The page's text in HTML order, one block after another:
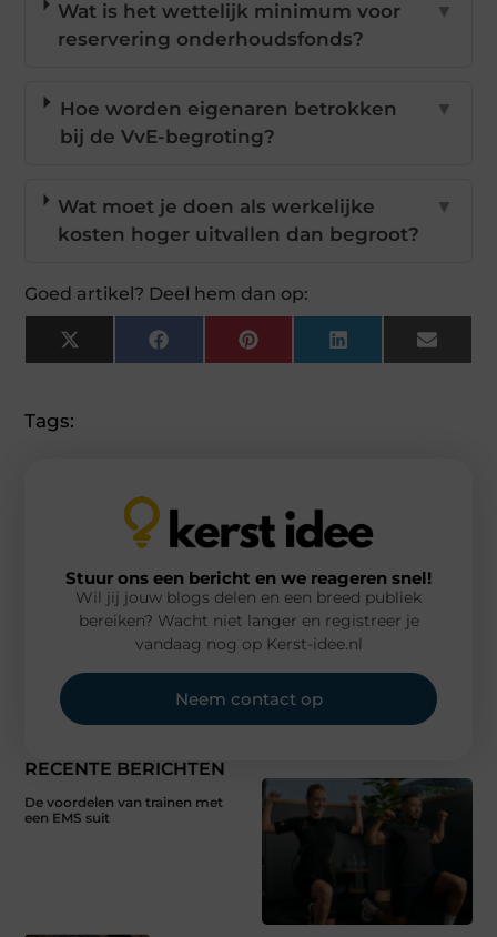
Wat is het wettelijk minimum voor
reservering onderhoudsfonds?
▼
Hoe worden eigenaren betrokken
bij de VvE-begroting?
▼
Wat moet je doen als werkelijke
kosten hoger uitvallen dan begroot?
▼
Goed artikel? Deel hem dan op:
X
(Twitter)
FacebookPinterestLinkedInEmail
Tags:
RECENTE BERICHTEN
De voordelen van trainen met
een EMS suit
Stuur ons een bericht en we reageren snel!
Wil jij jouw blogs delen en een breed publiek
bereiken? Wacht niet langer en registreer je
vandaag nog op Kerst-idee.nl
Neem contact op